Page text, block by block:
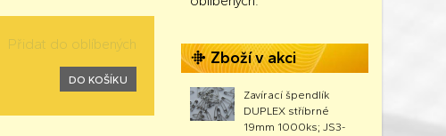
Přidat do oblíbených
DO KOŠÍKU
Zboží v akci
Zavírací špendlík
DUPLEX stříbrné
19mm 1000ks; JS3-